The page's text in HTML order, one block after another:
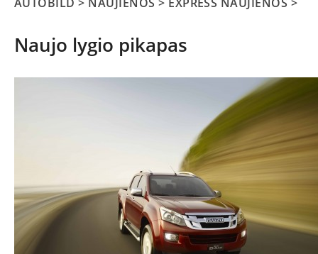
NAUJIENOS
Naujo lygio pikapas